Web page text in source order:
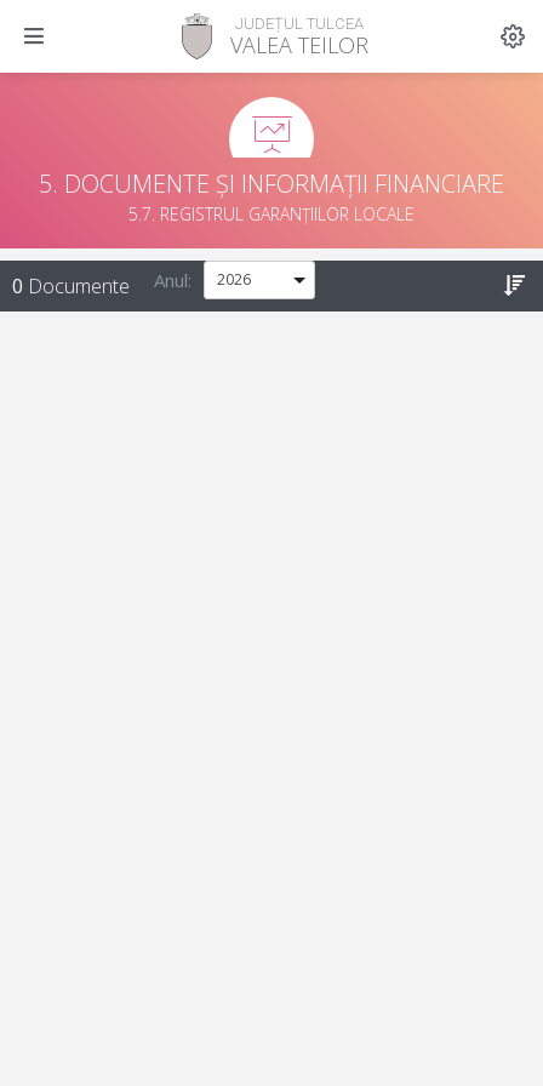
JUDEȚUL TULCEA
VALEA TEILOR
5. DOCUMENTE ȘI INFORMAȚII FINANCIARE
5.7. REGISTRUL GARANȚIILOR LOCALE
0 Documente Anul: